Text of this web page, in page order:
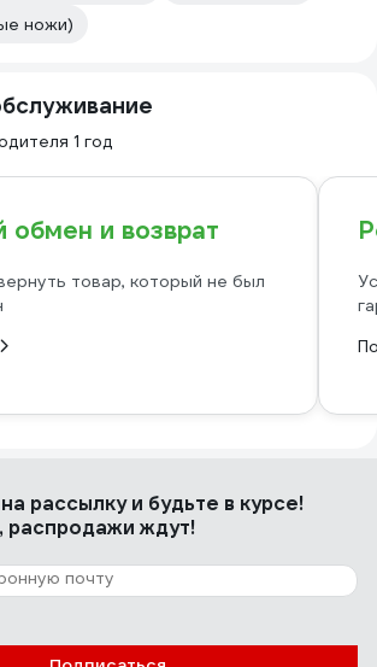
ножи)
1 год
обмен и возврат
товар, который не был
на рассылкуи будьте в курсе!
распродажи ждут!